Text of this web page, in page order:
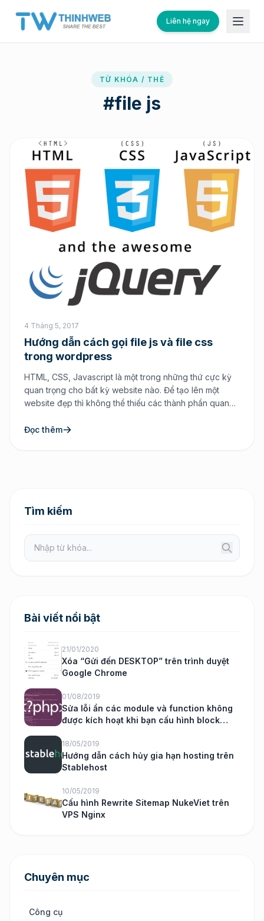
Liên hệ ngay
TỪ KHÓA / THẺ
#file js
4 Tháng 5, 2017
Hướng dẫn cách gọi file js và file css
trong wordpress
HTML, CSS, Javascript là một trong những thứ cực kỳ
quan trọng cho bất kỳ website nào. Để tạo lên một
website đẹp thì không thể thiếu các thành phần quan
cập tới website. Nếu như bạn đang sử dụng mã nguồn
Đọc thêm
Tìm kiếm
Bài viết nổi bật
21/01/2020
Xóa “Gửi đến DESKTOP” trên trình duyệt
Google Chrome
01/08/2019
Sửa lỗi ẩn các module và function không
được kích hoạt khi bạn cấu hình block
18/05/2019
Hướng dẫn cách hủy gia hạn hosting trên
Stablehost
10/05/2019
Cấu hình Rewrite Sitemap NukeViet trên
VPS Nginx
Chuyên mục
Công cụ